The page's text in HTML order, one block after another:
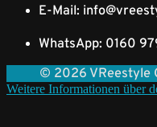
E-Mail:
WhatsApp: 0160
© 2026 VReestyle
Weitere Informationen über